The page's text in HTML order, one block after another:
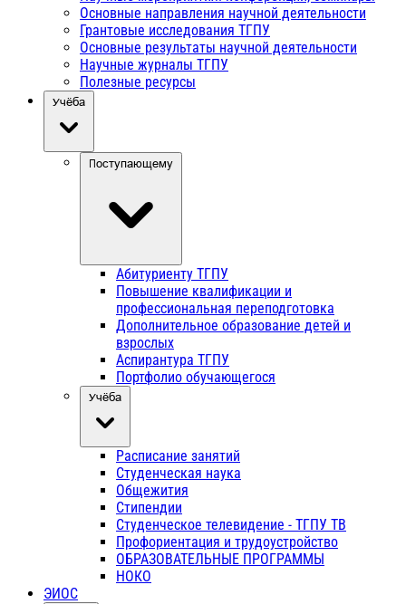
Основные направления научной деятельности
Грантовые исследования ТГПУ
Основные результаты научной деятельности
Научные журналы ТГПУ
Полезные ресурсы
Учёба
Поступающему
Абитуриенту ТГПУ
Повышение квалификации и
профессиональная переподготовка
Дополнительное образование детей и
взрослых
Аспирантура ТГПУ
Портфолио обучающегося
Учёба
Расписание занятий
Студенческая наука
Общежития
Стипендии
Студенческое телевидение - ТГПУ ТВ
Профориентация и трудоустройство
ОБРАЗОВАТЕЛЬНЫЕ ПРОГРАММЫ
НОКО
ЭИОС